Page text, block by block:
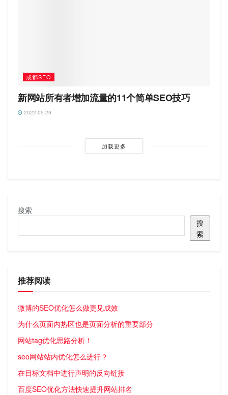
成都SEO
新网站所有者增加流量的11个简单SEO技巧
2022-05-29
加载更多
搜索
搜
索
推荐阅读
微博的SEO优化怎么做更见成效
为什么页面内热区也是页面分析的重要部分
网站tag优化思路分析！
seo网站站内优化怎么进行？
在目标文档中进行声明的反向链接
百度SEO优化方法快速提升网站排名